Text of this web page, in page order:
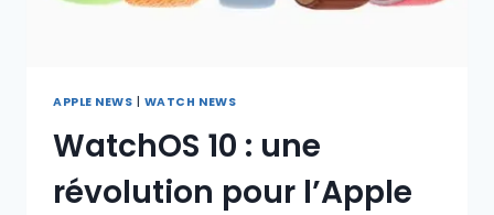
APPLE NEWS WATCH NEWS
WatchOS 10 : une
révolution pour l’Apple